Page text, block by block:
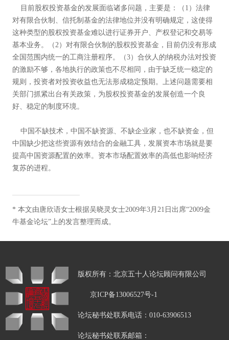
目前股权投资基金的发展面临诸多问题，主要是：（1）法律
对有限合伙制、信托制基金的法律地位并没有明确规定，这使得
这种类型的股权投资基金难以进行证券开户、产权登记和交易等
基本业务。（2）对有限合伙制的股权投资基金，目前仍没有形成
全国范围内统一的工商注册程序。（3）合伙人的纳税办法对投资
的激励不够，各地执行的政策也不尽相同，由于缺乏统一稳定的
规则，投资者对投资收益也无法形成稳定预期。上述问题需要相
关部门抓紧出台有关政策，为股权投资基金的发展创造一个良
好、稳定的制度环境。
中国不缺技术，中国不缺资源、不缺企业家，也不缺资金，但
中国缺少把这些资源有效结合的金融工具，发展资本市场就是要
提高中国资源配置的效率。资本市场配置效率的高低也影响经济
复苏的进程。
* 本文由唐欣语女士根据吴晓灵女士2009年3月21日出席“2009金
牛基金论坛”上的发言整理而成。
版权所有：北京五十人论坛顾问有限公司
京ICP备13006527号-1
论坛秘书处联系电话：010-63906513
论坛秘书处联系邮箱：